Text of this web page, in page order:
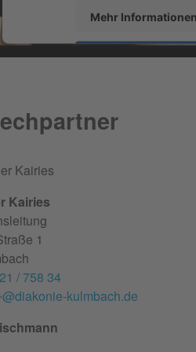
Mehr Informationen
Akzeptieren
Kairies
1
/ 758 34
kulmbach.de